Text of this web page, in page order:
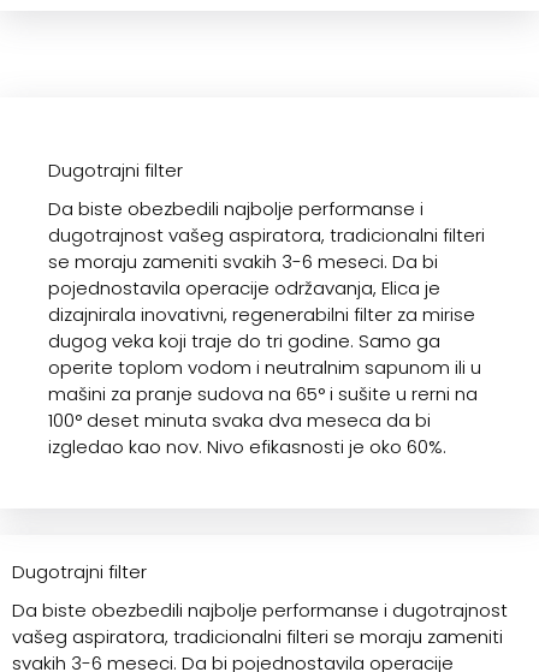
Dugotrajni filter
Da biste obezbedili najbolje performanse i
dugotrajnost vašeg aspiratora, tradicionalni filteri
se moraju zameniti svakih 3-6 meseci. Da bi
pojednostavila operacije održavanja, Elica je
dizajnirala inovativni, regenerabilni filter za mirise
dugog veka koji traje do tri godine. Samo ga
operite toplom vodom i neutralnim sapunom ili u
mašini za pranje sudova na 65° i sušite u rerni na
100° deset minuta svaka dva meseca da bi
izgledao kao nov. Nivo efikasnosti je oko 60%.
Dugotrajni filter
Da biste obezbedili najbolje performanse i dugotrajnost
vašeg aspiratora, tradicionalni filteri se moraju zameniti
svakih 3-6 meseci. Da bi pojednostavila operacije